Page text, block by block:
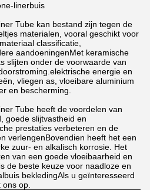
linerbuis
Tube kan bestand zijn tegen de
materialen, vooral geschikt voor
classificatie,
aandoeningenMet keramische
slijten onder de voorwaarde van
energie en
vliegen as, vloeibare aluminium
en bescherming.
Tube heeft de voordelen van
goede slijtvastheid en
prestaties verbeteren en de
verlengenBovendien heeft het een
zuur- en alkalisch korrosie. Het
van een goede vloeibaarheid en
de beste keuze voor naadloze en
bekledingAls u geïnteresseerd
op.